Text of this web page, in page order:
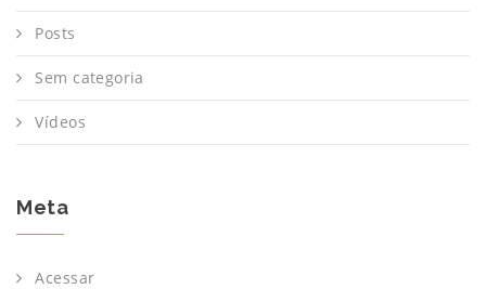
Posts
Sem categoria
Vídeos
Meta
Acessar